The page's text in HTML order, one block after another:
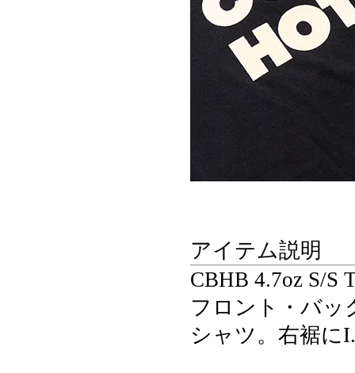
アイテム説明
CBHB 4.7oz S/S
フロント・バッ
シャツ。右裾に